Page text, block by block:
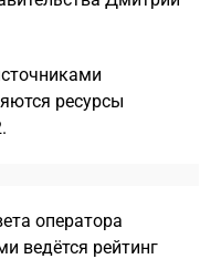
ресурсы
оператора
ведётся рейтинг